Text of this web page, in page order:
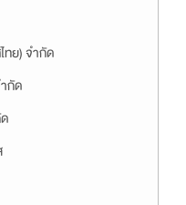
ทย) จำกัด
กัด